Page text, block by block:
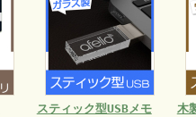
スティック型USBメモ
木